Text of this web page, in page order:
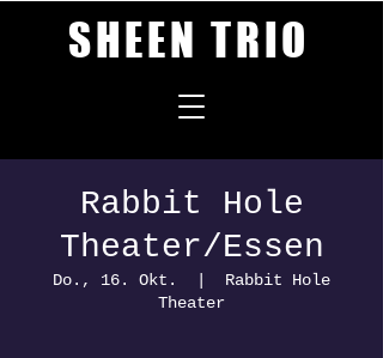
SHEEN TRIO
Rabbit Hole
Theater/Essen
Do., 16. Okt.
Rabbit Hole
Theater